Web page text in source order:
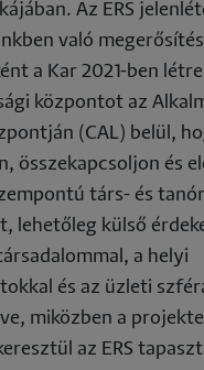
Az ERS
való
a Kar 2021-ben
központot az
(CAL) belül,
összekapcsoljon és
társ- és
lehetőleg külső
a helyi
és az üzleti
miközben a
az ERS